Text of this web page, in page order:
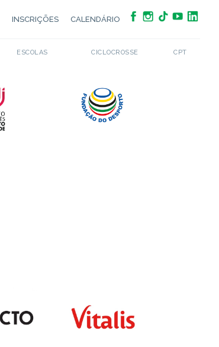
INSCRIÇÕES CALENDÁRIO
ESCOLAS CICLOCROSSE CPT